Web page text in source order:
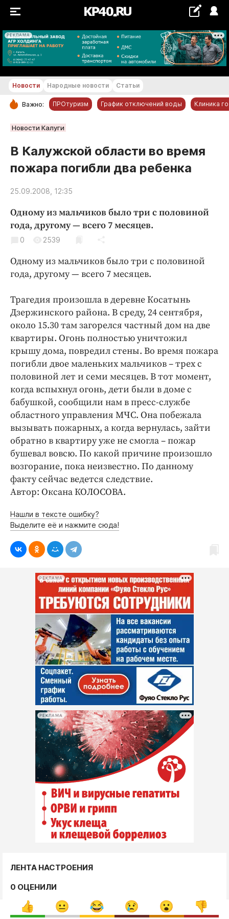
РЕКЛАМА
+22...+23 °С
РУБРИКИ
Новости компаний
Статьи
Народные новости
Благоустройство
Криминал
Недвижимость и ЖКХ
Образование
Общество
Погода
Праздники
Происшествия
Спорт
Экономика и бизнес
ПРОЕКТЫ
Блоги
Издания
Медиаперсона
Интересное чтиво
Клиника года
Бренд года
Новости Народные новости Статьи
Важно: ПРОтуризм График отключений воды Клиника
Новости Калуги
В Калужской области во время
пожара погибли два ребенка
25.09.2008, 12:35
Одному из мальчиков было три с половиной
года, другому — всего 7 месяцев.
0 2539
Одному из мальчиков было три с половиной
года, другому — всего 7 месяцев.
Трагедия произошла в деревне Косатынь
Дзержинского района. В среду, 24 сентября,
около 15.30 там загорелся частный дом на две
квартиры. Огонь полностью уничтожил
крышу дома, повредил стены. Во время пожара
погибли двое маленьких мальчиков – трех с
половиной лет и семи месяцев. В тот момент,
когда вспыхнул огонь, дети были в доме с
бабушкой, сообщили нам в пресс-службе
областного управления МЧС. Она побежала
вызывать пожарных, а когда вернулась, зайти
обратно в квартиру уже не смогла – пожар
бушевал вовсю. По какой причине произошло
возгорание, пока неизвестно. По данному
факту сейчас ведется следствие.
Автор: Оксана КОЛОСОВА.
Нашли в тексте ошибку?
Выделите её и нажмите сюда!
РЕКЛАМА
РЕКЛАМА
ЛЕНТА НАСТРОЕНИЯ
0 ОЦЕНИЛИ